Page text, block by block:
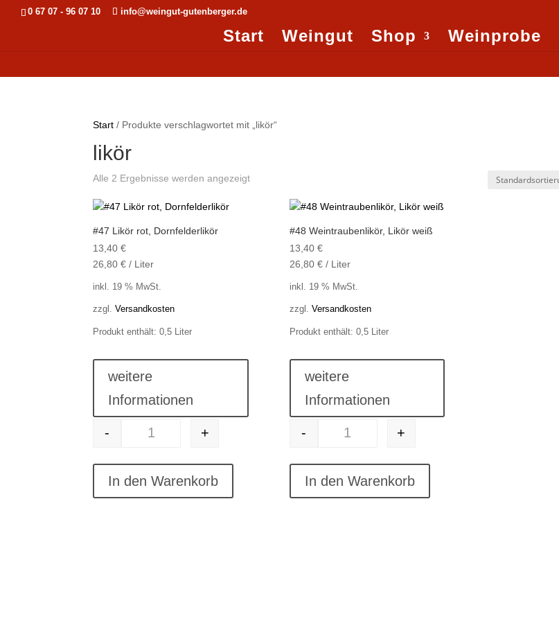
0 67 07 - 96 07 10 info@weingut-gutenberger.de
Start Weingut Shop Weinprobe
Start / Produkte verschlagwortet mit „likör“
likör
Alle 2 Ergebnisse werden angezeigt
#47 Likör rot, Dornfelderlikör
13,40€
26,80€ / Liter
inkl. 19 % MwSt.
zzgl.Versandkosten
Produkt enthält: 0,5 Liter
weitere
Informationen
#47 Likör rot, Dornfelderlikör Menge
- +
In den Warenkorb
#48 Weintraubenlikör, Likör weiß
13,40 €
26,80 €/ Liter
inkl. 19 % MwSt.
zzgl. Versandkosten
Produkt enthält: 0,5 Liter
weitere
Informationen
#48 Weintraubenlikör, Likör weiß Menge
- +
In den Warenkorb